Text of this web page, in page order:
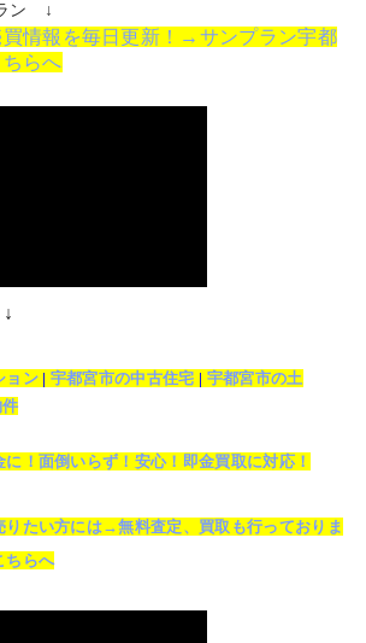
ン ↓
情報を毎日更新！→サンプラン宇都
らへ
ョン| 宇都宮市の中古住宅 | 宇都宮市の土
！面倒いらず！安心！即金買取に対応！
りたい方には→無料査定、買取も行っておりま
ちらへ